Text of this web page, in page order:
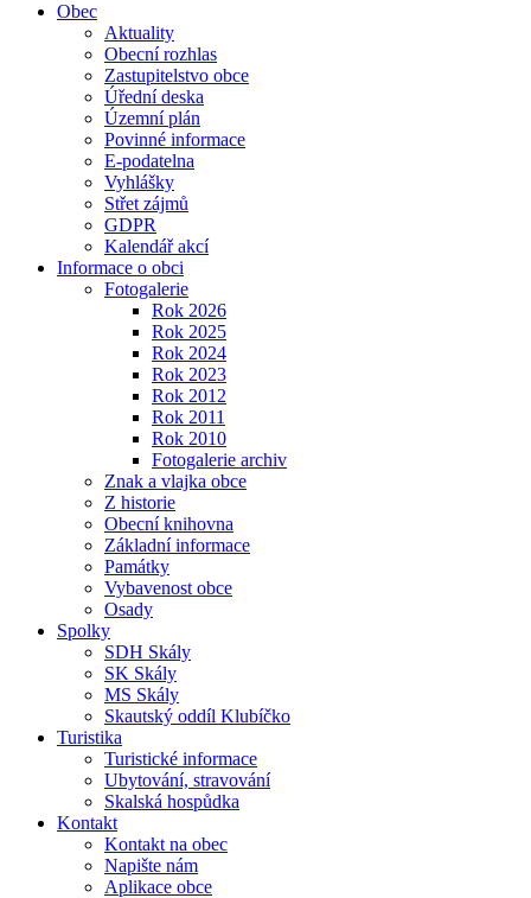
Obec
Aktuality
Obecní rozhlas
Zastupitelstvo obce
Úřední deska
Územní plán
Povinné informace
E-podatelna
Vyhlášky
Střet zájmů
GDPR
Kalendář akcí
Informace o obci
Fotogalerie
Rok 2026
Rok 2025
Rok 2024
Rok 2023
Rok 2012
Rok 2011
Rok 2010
Fotogalerie archiv
Znak a vlajka obce
Z historie
Obecní knihovna
Základní informace
Památky
Vybavenost obce
Osady
Spolky
SDH Skály
SK Skály
MS Skály
Skautský oddíl Klubíčko
Turistika
Turistické informace
Ubytování, stravování
Skalská hospůdka
Kontakt
Kontakt na obec
Napište nám
Aplikace obce